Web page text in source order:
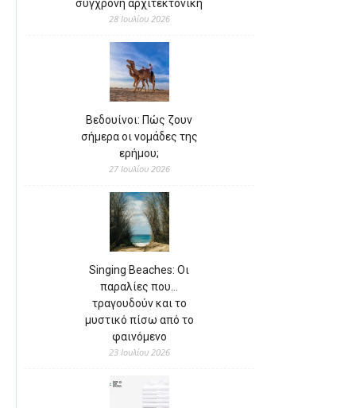
σύγχρονη αρχιτεκτονική
28 Ιουλίου 2026
Βεδουίνοι: Πώς ζουν
σήμερα οι νομάδες της
ερήμου;
27 Ιουλίου 2026
Singing Beaches: Οι
παραλίες που…
τραγουδούν και το
μυστικό πίσω από το
φαινόμενο
23 Ιουλίου 2026